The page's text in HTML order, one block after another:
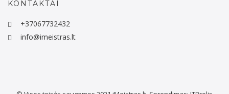
KONTAKTAI
+37067732432
info@imeistras.lt